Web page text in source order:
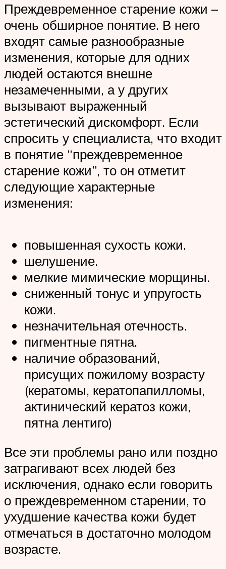
Преждевременное старение кожи –
очень обширное понятие. В него
входят самые разнообразные
изменения, которые для одних
людей остаются внешне
незамеченными, а у других
вызывают выраженный
эстетический дискомфорт. Если
спросить у специалиста, что входит
в понятие “преждевременное
старение кожи”, то он отметит
следующие характерные
изменения:
повышенная сухость кожи.
шелушение.
мелкие мимические морщины.
сниженный тонус и упругость
кожи.
незначительная отечность.
пигментные пятна.
наличие образований,
присущих пожилому возрасту
(кератомы, кератопапилломы,
актинический кератоз кожи,
пятна лентиго)
Все эти проблемы рано или поздно
затрагивают всех людей без
исключения, однако если говорить
о преждевременном старении, то
ухудшение качества кожи будет
отмечаться в достаточно молодом
возрасте.